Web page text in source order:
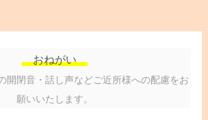
おねがい
開閉音・話し声などご近所様への配慮をお
願いいたします。